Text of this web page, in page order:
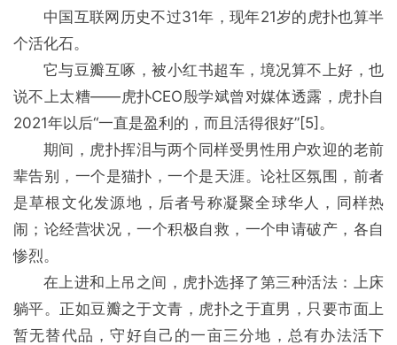
中国互联网历史不过31年，现年21岁的虎扑也算半
个活化石。
它与豆瓣互啄，被小红书超车，境况算不上好，也
说不上太糟——虎扑CEO殷学斌曾对媒体透露，虎扑自
2021年以后“一直是盈利的，而且活得很好”[5]。
期间，虎扑挥泪与两个同样受男性用户欢迎的老前
辈告别，一个是猫扑，一个是天涯。论社区氛围，前者
是草根文化发源地，后者号称凝聚全球华人，同样热
闹；论经营状况，一个积极自救，一个申请破产，各自
惨烈。
在上进和上吊之间，虎扑选择了第三种活法：上床
躺平。正如豆瓣之于文青，虎扑之于直男，只要市面上
暂无替代品，守好自己的一亩三分地，总有办法活下